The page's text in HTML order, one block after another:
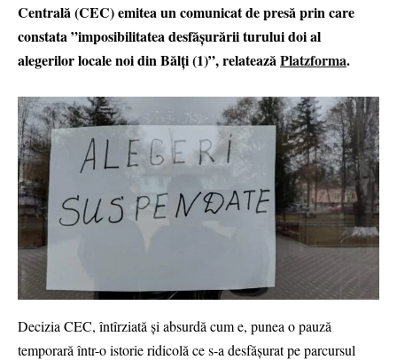
Centrală (CEC) emitea un comunicat de presă prin care
constata ”imposibilitatea desfășurării turului doi al
alegerilor locale noi din Bălți (1)”, relateazăPlatzforma.
Decizia CEC, întîrziată și absurdă cum e, punea o pauză
temporară într-o istorie ridicolă ce s-a desfășurat pe parcursul